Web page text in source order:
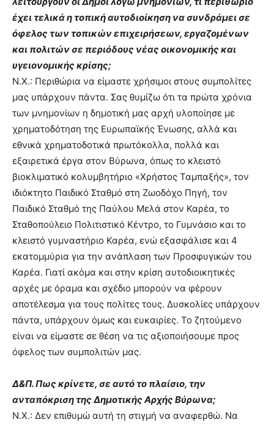
έχει τελικά η τοπική αυτοδιοίκηση να συνδράμει σε
όφελος των τοπικών επιχειρήσεων, εργαζομένων
και πολιτών σε περιόδους νέας οικονομικής και
υγειονομικής κρίσης;
Ν.Χ.: Περιθώρια να είμαστε χρήσιμοι στους συμπολίτες
μας υπάρχουν πάντα. Σας θυμίζω ότι τα πρώτα χρόνια
των μνημονίων η δημοτική μας αρχή υλοποίησε με
χρηματοδότηση της Ευρωπαϊκής Ένωσης, αλλά και
εθνικά χρηματοδοτικά πρωτόκολλα, πολλά και
εξαιρετικά έργα στον Βύρωνα, όπως το κλειστό
βιοκλιματικό κολυμβητήριο «Χρήστος Ταμπαξής», τον
ιδιόκτητο Παιδικό Σταθμό στη Ζωοδόχο Πηγή, τον
Παιδικό Σταθμό της Παύλου Μελά στον Καρέα, το
Σταθοπούλειο Πολιτιστικό Κέντρο, το Γυμνάσιο και το
κλειστό γυμναστήριο Καρέα, ενώ εξασφάλισε και 4
εκατομμύρια για την ανάπλαση των Προσφυγικών του
Καρέα. Γιατί ακόμα και στην κρίση αυτοδιοικητικές
αρχές με όραμα και σχέδιο μπορούν να φέρουν
αποτέλεσμα για τους πολίτες τους. Δυσκολίες υπάρχουν
πάντα, υπάρχουν όμως και ευκαιρίες. Το ζητούμενο
είναι να είμαστε σε θέση να τις αξιοποιήσουμε προς
όφελος των συμπολιτών μας.
Δ&Π. Πως κρίνετε, σε αυτό το πλαίσιο, την
ανταπόκριση της Δημοτικής Αρχής Βύρωνα;
Ν.Χ.: Δεν επιθυμώ αυτή τη στιγμή να αναφερθώ. Να